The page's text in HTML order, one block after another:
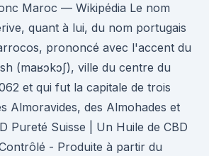
Maroc — Wikipédia Le nom
quant à lui, du nom portugais
prononcé avec l'accent du
(maʁɔkɔʃ), ville du centre du
et qui fut la capitale de trois
Almoravides, des Almohades et
Pureté Suisse | Un Huile de CBD
- Produite à partir du